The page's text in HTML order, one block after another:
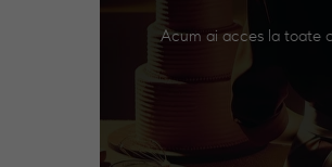
Acum ai acces la toate